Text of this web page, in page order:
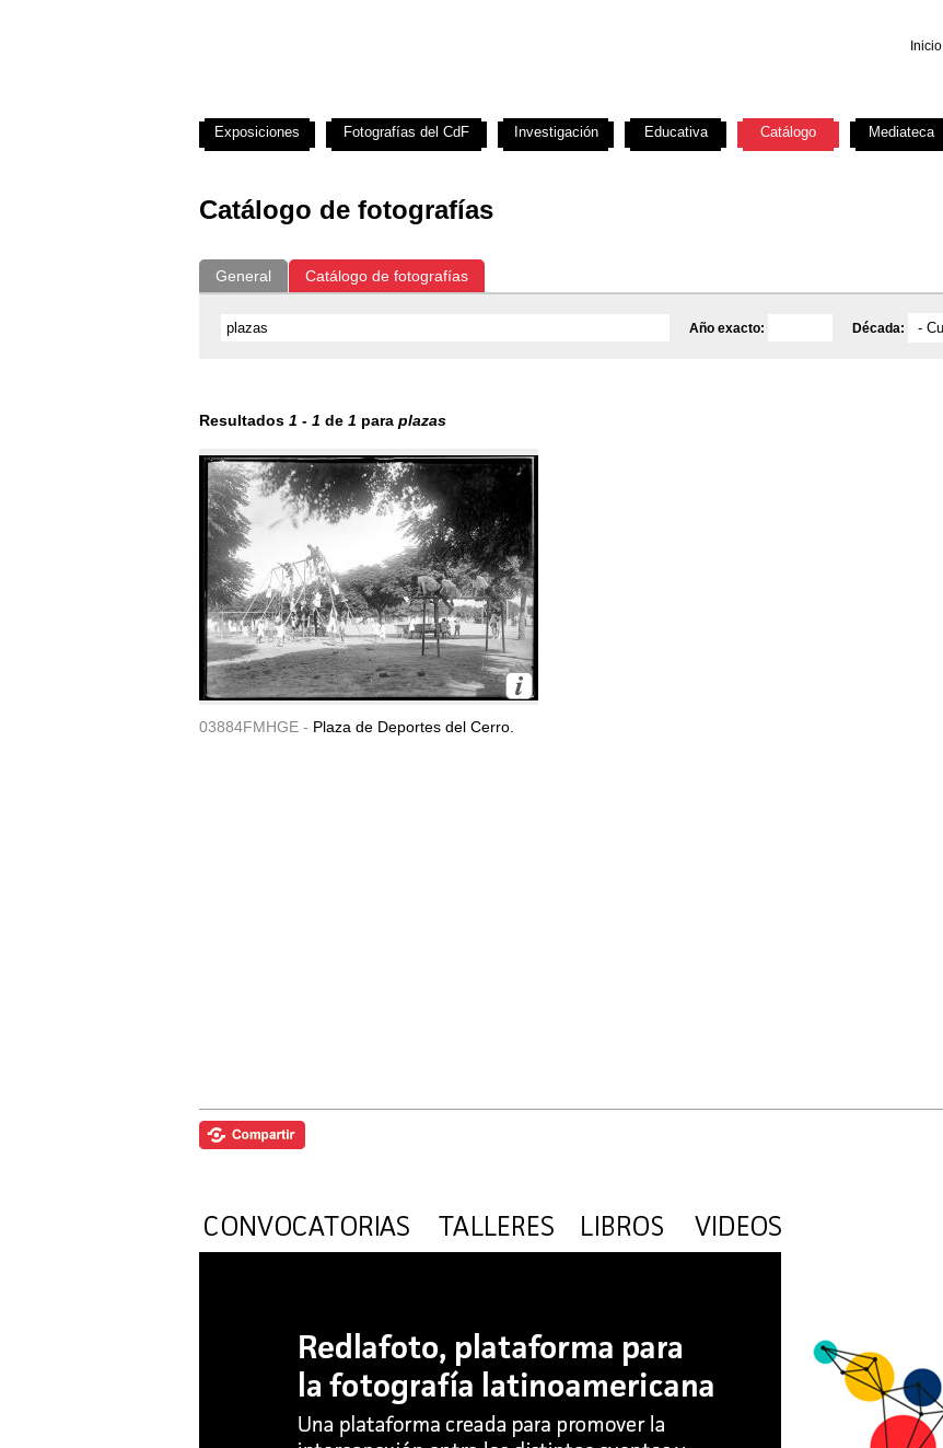
Inicio
Catálogo de fotografías
General Catálogo de fotografías
Año exacto: Década:
Resultados 1 - 1 de 1 para plazas
03884FMHGE - Plaza de Deportes del Cerro.
Exposiciones Fotografías del CdF Investigación Educativa Catálogo Mediateca